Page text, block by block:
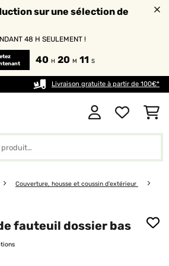
sur une sélection de
48 H SEULEMENT !
40 H 20 M 10 S
Livraison gratuite à partir de 100€*
Couverture, housse et coussin d'extérieur
fauteuil dossier bas